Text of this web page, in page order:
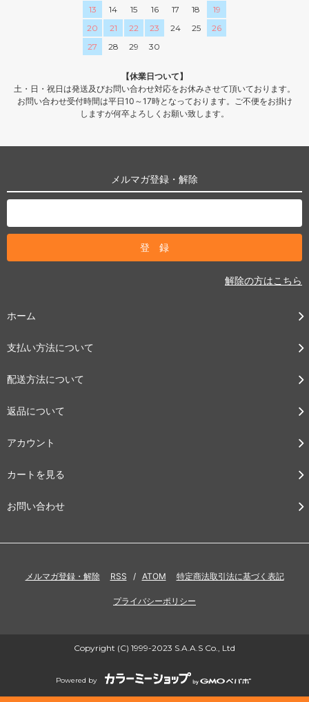
13
14 15 16 17 18
19
20
21 22 23 24 25
26
27
28 29 30
【休業日ついて】
土・日・祝日は発送及びお問い合わせ対応をお休みさせて頂いております。
お問い合わせ受付時間は平日10～17時となっております。ご不便をお掛け
しますが何卒よろしくお願い致します。
メルマガ登録・解除
解除の方はこちら
ホーム
支払い方法について
配送方法について
返品について
アカウント
カートを見る
お問い合わせ
メルマガ登録・解除 RSS / ATOM 特定商法取引法に基づく表記
プライバシーポリシー
Copyright (C) 1999-2023 S.A.A.S Co., Ltd
Powered by